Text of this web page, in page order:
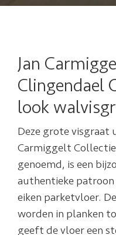
Jan
Clingendael
look
Deze grote visgraat
Carmiggelt
genoemd, is een
authentieke
eiken parketvloer.
worden in planken
geeft de vloer een